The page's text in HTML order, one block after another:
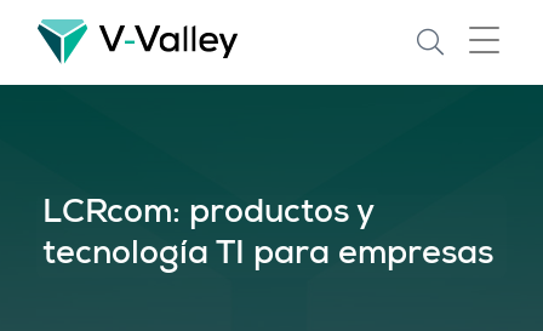
Skip
main
LCRcom: productos y
tecnología TI para empresas